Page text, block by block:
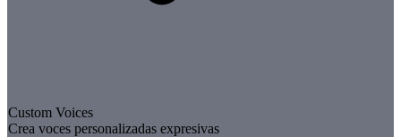
Custom Voices
Crea voces personalizadas expresivas